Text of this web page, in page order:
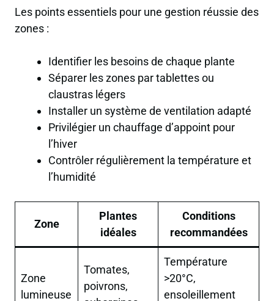
Les points essentiels pour une gestion réussie des
zones :
Identifier les besoins de chaque plante
Séparer les zones par tablettes ou
claustras légers
Installer un système de ventilation adapté
Privilégier un chauffage d’appoint pour
l’hiver
Contrôler régulièrement la température et
l’humidité
Zone
Plantes
idéales
Conditions
recommandées
Zone
lumineuse
Tomates,
poivrons,
Température
>20°C,
ensoleillement